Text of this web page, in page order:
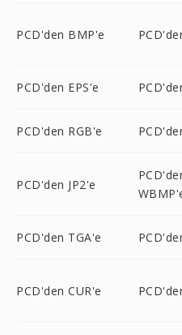
PCD'den BMP'e
PCD'den EPS'e
PCD'den RGB'e
PCD'den JP2'e
PCD'den TGA'e
PCD'den CUR'e